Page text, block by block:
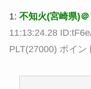
1: 不知火(宮崎県)
11:13:24.28
PLT(27000) ポイン